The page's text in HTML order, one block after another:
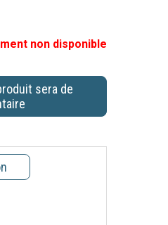
non disponible
sera de